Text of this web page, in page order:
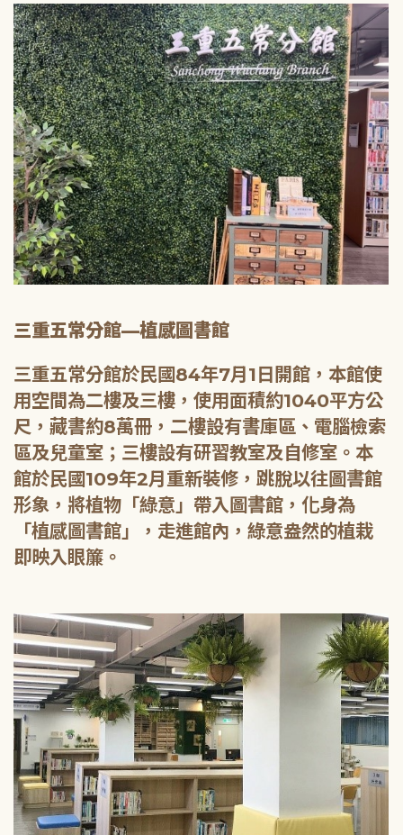
三重五常分館—植感圖書館
三重五常分館於民國84年7月1日開館，本館使
用空間為二樓及三樓，使用面積約1040平方公
尺，藏書約8萬冊，二樓設有書庫區、電腦檢索
區及兒童室；三樓設有研習教室及自修室。本
館於民國109年2月重新裝修，跳脫以往圖書館
形象，將植物「綠意」帶入圖書館，化身為
「植感圖書館」，走進館內，綠意盎然的植栽
即映入眼簾。